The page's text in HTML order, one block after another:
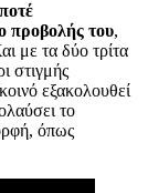
προβολής του,
με τα δύο τρίτα
στιγμής
εξακολουθεί
το
όπως